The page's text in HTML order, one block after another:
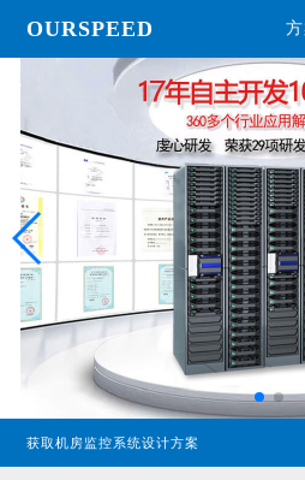
OURSPEED
获取机房监控系统设计方案